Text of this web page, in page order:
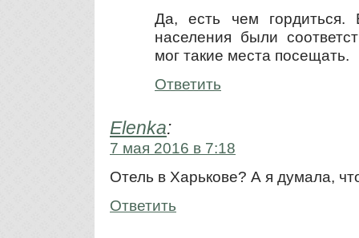
Да, есть чем
населения были
мог такие места посещать.
Ответить
Elenka:
7 мая 2016 в 7:18
Отель в Харькове? А я думала,
Ответить